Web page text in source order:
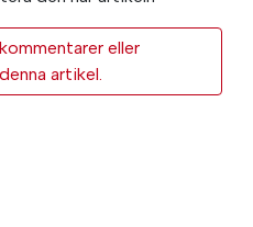
eller
artikel.